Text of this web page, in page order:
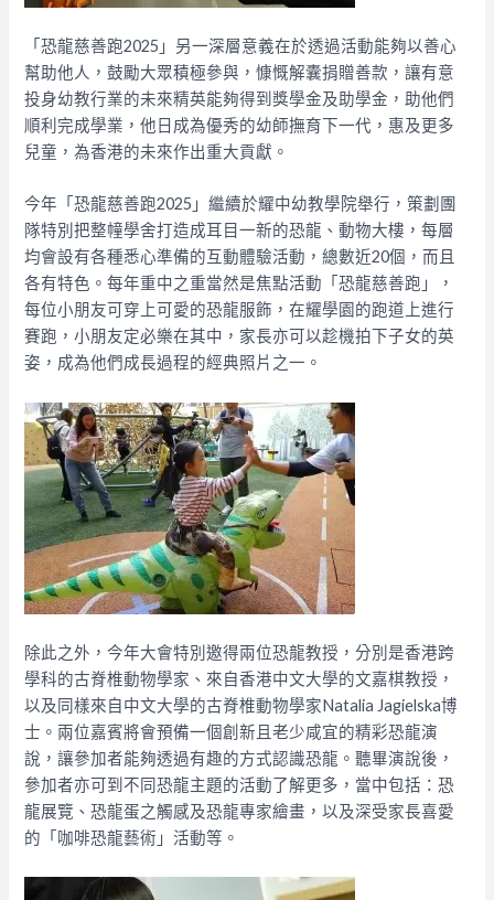
「恐龍慈善跑2025」另一深層意義在於透過活動能夠以善心
幫助他人，鼓勵大眾積極參與，慷慨解囊捐贈善款，讓有意
投身幼教行業的未來精英能夠得到獎學金及助學金，助他們
順利完成學業，他日成為優秀的幼師撫育下一代，惠及更多
兒童，為香港的未來作出重大貢獻。
今年「恐龍慈善跑2025」繼續於耀中幼教學院舉行，策劃團
隊特別把整幢學舍打造成耳目一新的恐龍、動物大樓，每層
均會設有各種悉心準備的互動體驗活動，總數近20個，而且
各有特色。每年重中之重當然是焦點活動「恐龍慈善跑」，
每位小朋友可穿上可愛的恐龍服飾，在耀學園的跑道上進行
賽跑，小朋友定必樂在其中，家長亦可以趁機拍下子女的英
姿，成為他們成長過程的經典照片之一。
除此之外，今年大會特別邀得兩位恐龍教授，分別是香港跨
學科的古脊椎動物學家、來自香港中文大學的文嘉棋教授，
以及同樣來自中文大學的古脊椎動物學家Natalia Jagielska博
士。兩位嘉賓將會預備一個創新且老少咸宜的精彩恐龍演
說，讓參加者能夠透過有趣的方式認識恐龍。聽畢演說後，
參加者亦可到不同恐龍主題的活動了解更多，當中包括：恐
龍展覽、恐龍蛋之觸感及恐龍專家繪畫，以及深受家長喜愛
的「咖啡恐龍藝術」活動等。